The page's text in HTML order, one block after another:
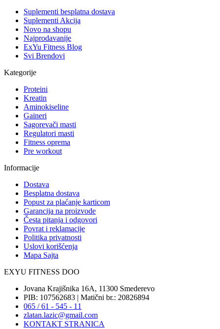
Suplementi besplatna dostava
Suplementi Akcija
Novo na shopu
Najprodavanije
ExYu Fitness Blog
Svi Brendovi
Kategorije
Proteini
Kreatin
Aminokiseline
Gaineri
Sagorevači masti
Regulatori masti
Fitness oprema
Pre workout
Informacije
Dostava
Besplatna dostava
Popust za plaćanje karticom
Garancija na proizvode
Česta pitanja i odgovori
Povrat i reklamacije
Politika privatnosti
Uslovi korišćenja
Mapa Sajta
EXYU FITNESS DOO
Jovana Krajišnika 16A, 11300 Smederevo
PIB: 107562683 | Matični br.: 20826894
065 / 61 - 545 - 11
zlatan.lazic@gmail.com
KONTAKT STRANICA